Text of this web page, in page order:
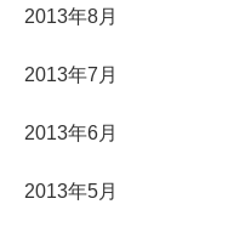
2013年8月
2013年7月
2013年6月
2013年5月